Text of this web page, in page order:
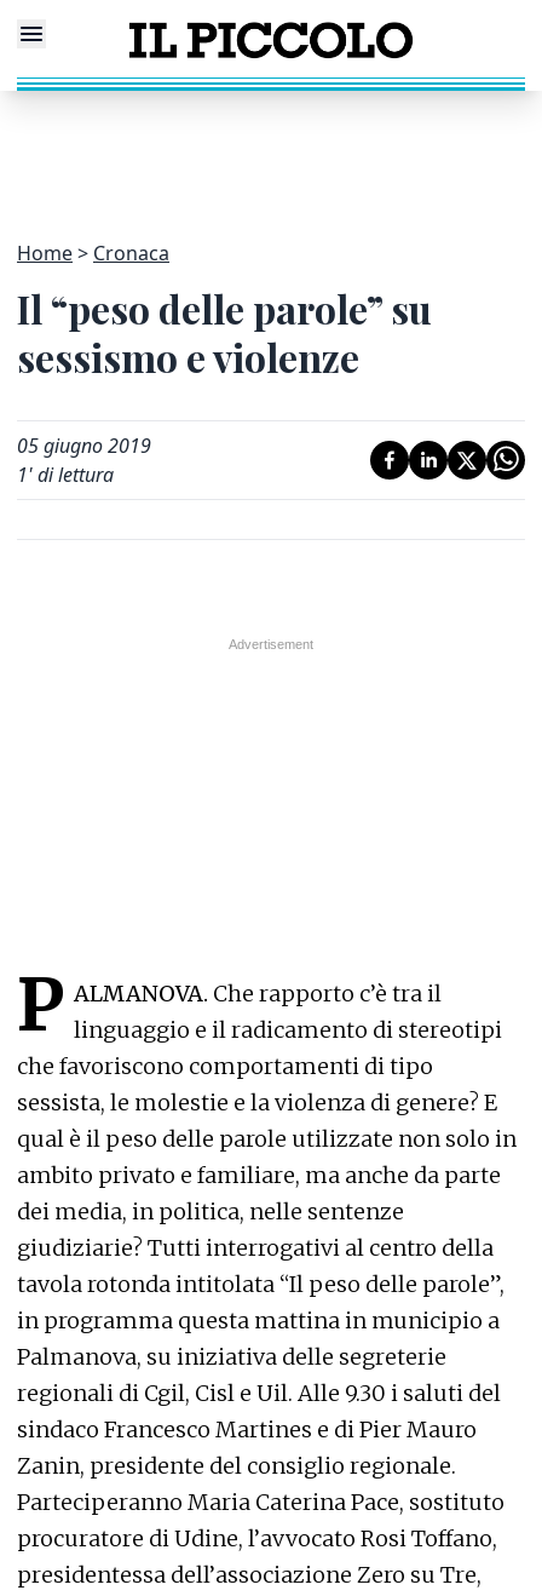
Home Cronaca
Il “peso delle parole” su
sessismo e violenze
05 giugno 2019
1' di lettura
P ALMANOVA. Che rapporto c’è tra il
linguaggio e il radicamento di stereotipi
che favoriscono comportamenti di tipo
sessista, le molestie e la violenza di genere? E
qual è il peso delle parole utilizzate non solo in
ambito privato e familiare, ma anche da parte
dei media, in politica, nelle sentenze
giudiziarie? Tutti interrogativi al centro della
tavola rotonda intitolata “Il peso delle parole”,
in programma questa mattina in municipio a
Palmanova, su iniziativa delle segreterie
regionali di Cgil, Cisl e Uil. Alle 9.30 i saluti del
sindaco Francesco Martines e di Pier Mauro
Zanin, presidente del consiglio regionale.
Parteciperanno Maria Caterina Pace, sostituto
procuratore di Udine, l’avvocato Rosi Toffano,
presidentessa dell’associazione Zero su Tre,